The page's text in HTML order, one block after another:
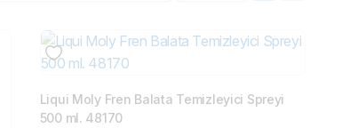
1610
Liqui Moly Fren Balata Temizleyici Spreyi
500 ml. 48170